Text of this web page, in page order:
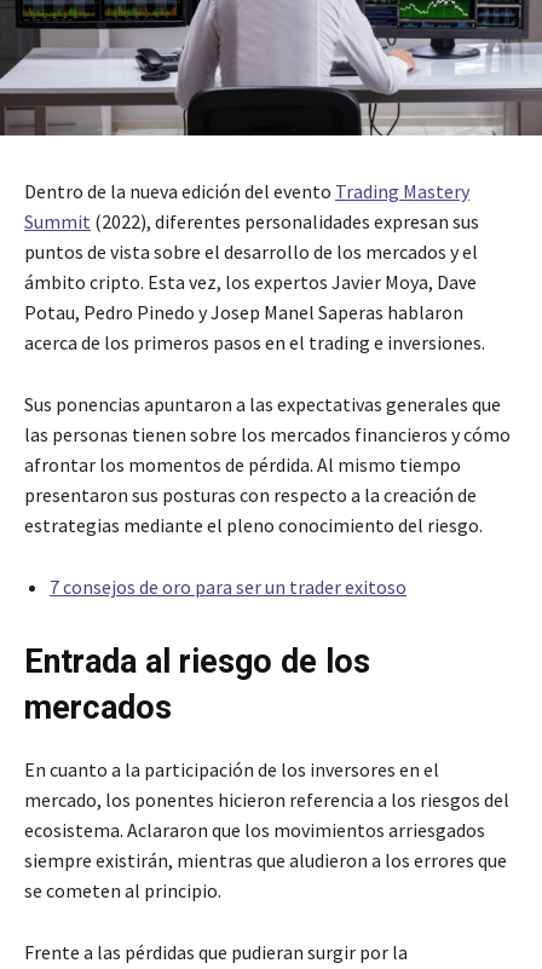
Dentro de la nueva edición del evento Trading Mastery
Summit (2022), diferentes personalidades expresan sus
puntos de vista sobre el desarrollo de los mercados y el
ámbito cripto. Esta vez, los expertos Javier Moya, Dave
Potau, Pedro Pinedo y Josep Manel Saperas hablaron
acerca de los primeros pasos en el trading e inversiones.
Sus ponencias apuntaron a las expectativas generales que
las personas tienen sobre los mercados financieros y cómo
afrontar los momentos de pérdida. Al mismo tiempo
presentaron sus posturas con respecto a la creación de
estrategias mediante el pleno conocimiento del riesgo.
7 consejos de oro para ser un trader exitoso
Entrada al riesgo de los
mercados
En cuanto a la participación de los inversores en el
mercado, los ponentes hicieron referencia a los riesgos del
ecosistema. Aclararon que los movimientos arriesgados
siempre existirán, mientras que aludieron a los errores que
se cometen al principio.
Frente a las pérdidas que pudieran surgir por la